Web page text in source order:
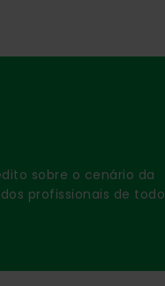
sobre o cenário da
profissionais de todo